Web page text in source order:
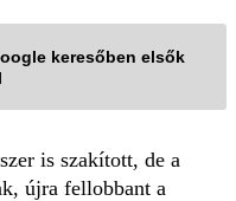
keresőben elsők
is szakított, de a
újra fellobbant a